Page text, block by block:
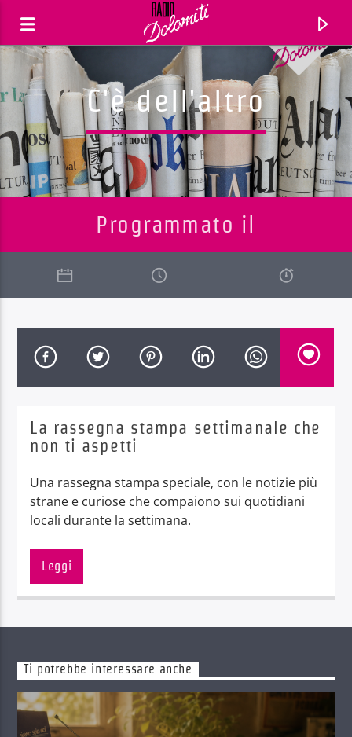
Traccia corrente
C'è dell'altro
Programmato il
La rassegna stampa settimanale che
non ti aspetti
Una rassegna stampa speciale, con le notizie più
strane e curiose che compaiono sui quotidiani
locali durante la settimana.
sui quotidiani locali durante la settimana.
Tutti i venerdì dalle 13 alle 13.45, con
Michelangelo Felicetti,Michela Baldessarie
Leggi
Ti potrebbe interessare anche